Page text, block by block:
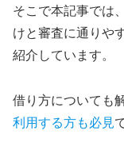
そこで本記事では
けと審査に通りや
紹介しています。
借り方についても
利用する方も必見